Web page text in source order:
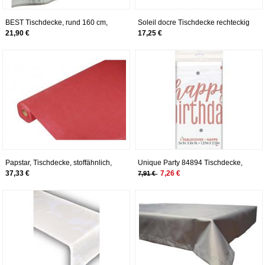
BEST Tischdecke, rund 160 cm,
grau
21,90 €
Soleil docre Tischdecke rechteckig
transparent 140x240 cm Cristal
17,25 €
Papstar, Tischdecke, stoffähnlich,
Vlies soft selection 25 m x 1,18 m
37,33 €
Unique Party 84894 Tischdecke,
rose gold
7,91 € 7,26 €